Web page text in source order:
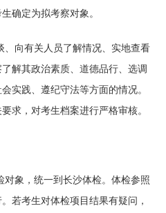
确定为拟考察对象。
、向有关人员了解情况、实地查看
解其政治素质、道德品行、选调
实践、遵纪守法等方面的情况。
求，对考生档案进行严格审核。
对象，统一到长沙体检。体检参照
若考生对体检项目结果有疑问，